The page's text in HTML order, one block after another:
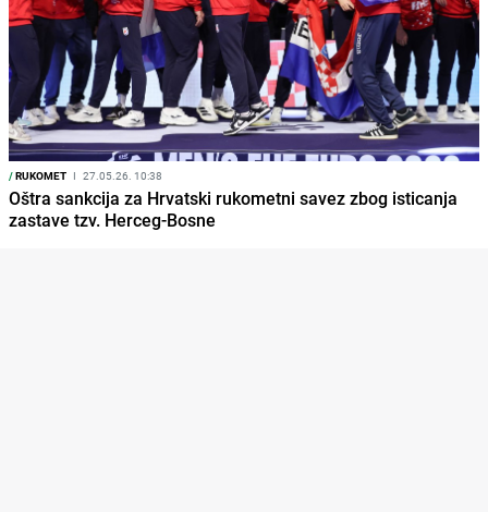
/RUKOMET I 27.05.26. 10:38
Oštra sankcija za Hrvatski rukometni savez zbog isticanja
zastave tzv. Herceg-Bosne